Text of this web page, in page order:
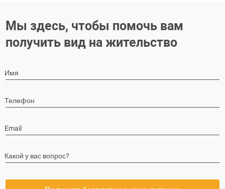
Мы здесь, чтобы помочь вам
получить вид на жительство
Имя
Телефон
Email
Какой у вас вопрос?